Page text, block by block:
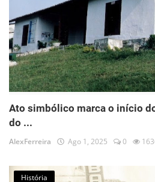
Ato simbólico marca o início
do ...
AlexFerreira Ago 1, 2025 0
História